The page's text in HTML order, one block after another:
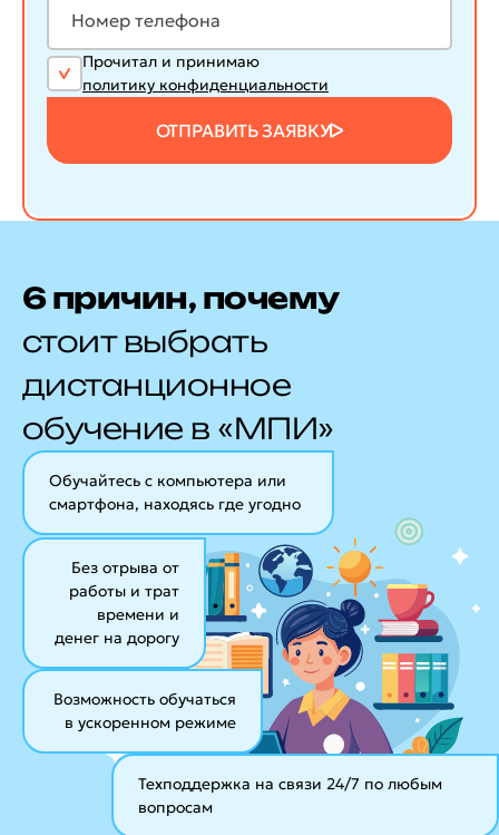
Прочитал и принимаю
политику конфиденциальности
ОТПРАВИТЬ ЗАЯВКУ
6 причин, почему
стоит выбрать
дистанционное
обучение в «МПИ»
Обучайтесь с компьютера или
смартфона, находясь где угодно
Возможность обучаться
в ускоренном режиме
Без отрыва от
работы и трат
времени и
денег на дорогу
Техподдержка на связи 24/7 по любым
вопросам